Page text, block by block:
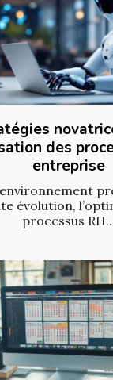
des
entreprise
environnement
évolution,
processus